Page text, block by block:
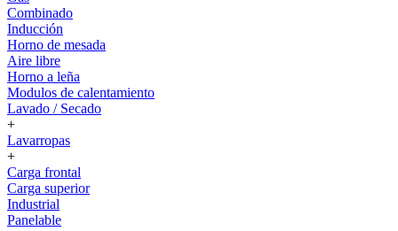
Combinado
Inducción
Horno de mesada
Aire libre
Horno a leña
Modulos de calentamiento
Lavado / Secado
+
Lavarropas
+
Carga frontal
Carga superior
Industrial
Panelable